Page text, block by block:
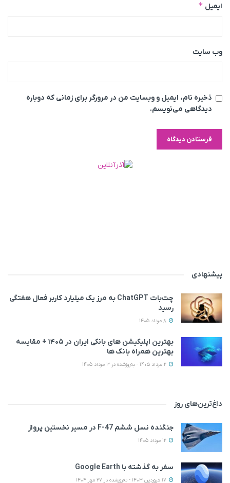
ایمیل *
وب‌ سایت
ذخیره نام، ایمیل و وبسایت من در مرورگر برای زمانی که دوباره
دیدگاهی می‌نویسم.
پیشنهادی
چت‌بات ChatGPT به مرز یک میلیارد کاربر فعال هفتگی
رسید
بهترین اپلیکیشن‌ های بانکی ایران در ۱۴۰۵ + مقایسه
بهترین همراه بانک‌ ها
داغ‌ترین‌های روز
جنگنده نسل ششم F-47 در مسیر نخستین پرواز
سفر به گذشته با Google Earth